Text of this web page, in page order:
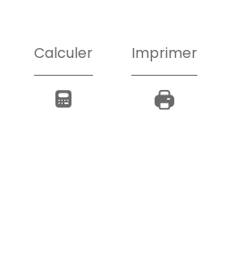
Calculer Imprimer